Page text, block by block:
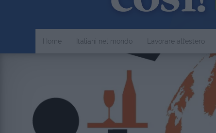
Home Italiani nel mondo Lavorare all’estero